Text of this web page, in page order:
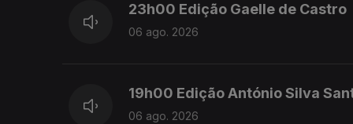
23h00 Edição Gaelle de Castro
06 ago. 2026
19h00 Edição António Silva
06 ago. 2026